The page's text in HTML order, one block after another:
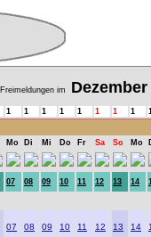
Freimeldungen im Dezember
1 1 1 1 1 1 1 1
Mo Di Mi Do Fr Sa So Mo
07 08 09 10 11 12 13 14
07 08 09 10 11 12 13 14